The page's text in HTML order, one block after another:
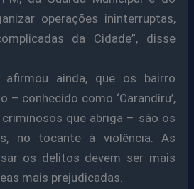
operações ininterruptas,
da Cidade”, disse
ainda, que os bairro
– conhecido como ‘Carandiru’,
que abriga – são os
no tocante à violência. As
os delitos devem ser mais
mais prejudicadas.